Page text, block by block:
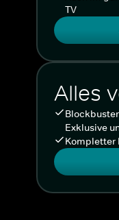
TV
Alles
Exklusive
Kompletter